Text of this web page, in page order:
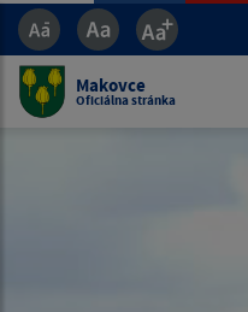
Makovce
Oficiálna stránka